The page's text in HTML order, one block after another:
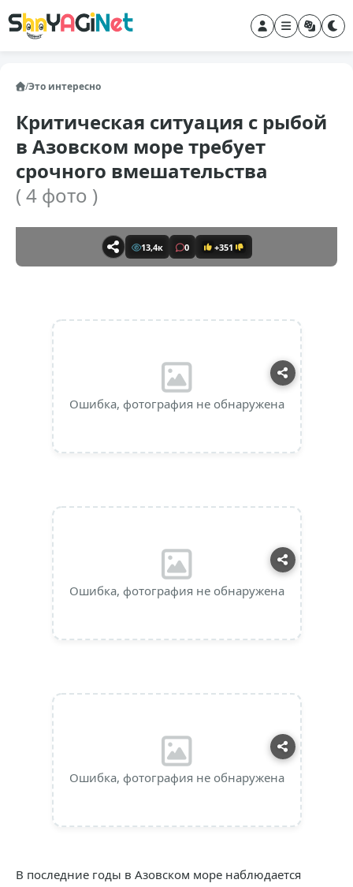
/Это интересно
Критическая ситуация с рыбой
в Азовском море требует
срочного вмешательства
( 4 фото )
13,4к 0 +351
Ошибка, фотография не обнаружена
Ошибка, фотография не обнаружена
Ошибка, фотография не обнаружена
В последние годы в Азовском море наблюдается